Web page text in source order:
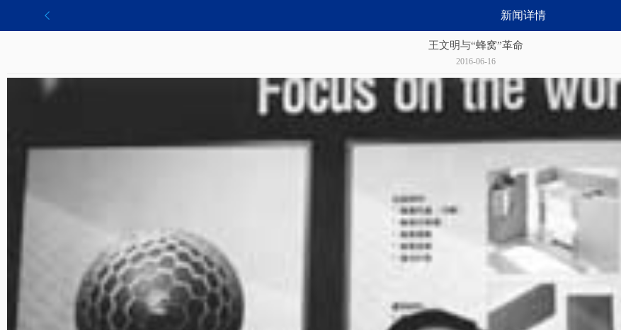
新闻详情
王文明与“蜂窝”革命
2016-06-16